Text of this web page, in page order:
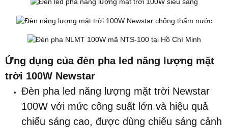
Ứng dụng của đèn pha led năng lượng mặt
trời 100W Newstar
Đèn pha led năng lượng mặt trời Newstar
100W với mức công suất lớn và hiệu quả
chiếu sáng cao, được dùng chiếu sáng cảnh